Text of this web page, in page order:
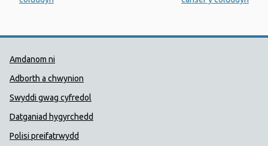
Dolenni Cymorth Iechyd
Amdanom ni
Adborth a chwynion
Swyddi gwag cyfredol
Datganiad hygyrchedd
Polisi preifatrwydd